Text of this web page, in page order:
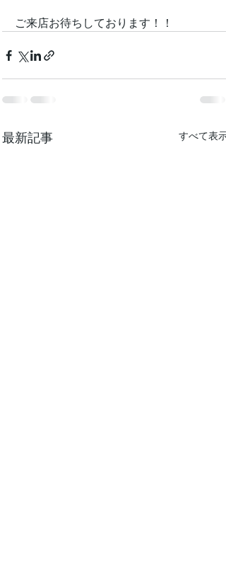
ご来店お待ちしております！！
最新記事 すべて表示